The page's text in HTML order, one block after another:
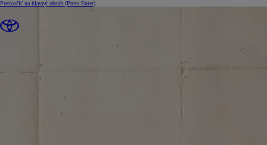
Preskočiť na hlavný obsah (Press Enter)